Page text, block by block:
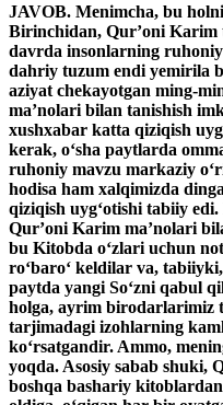
JAVOB. Menimcha, bu
Birinchidan, Qur’oni Karim
davrda insonlarning
dahriy tuzum endi yemirila
aziyat chekayotgan ming-
ma’nolari bilan tanishish
xushxabar katta qiziqish
kerak, o‘sha paytlarda
ruhoniy mavzu markaziy
hodisa ham xalqimizda
qiziqish uyg‘otishi tabiiy
Qur’oni Karim ma’nolari
bu Kitobda o‘zlari uchun
ro‘baro‘ keldilar va,
paytda yangi So‘zni qabul
holga, ayrim birodarlarimiz
tarjimadagi izohlarning
ko‘rsatgandir. Ammo,
yoqda. Asosiy sabab shuki,
boshqa bashariy